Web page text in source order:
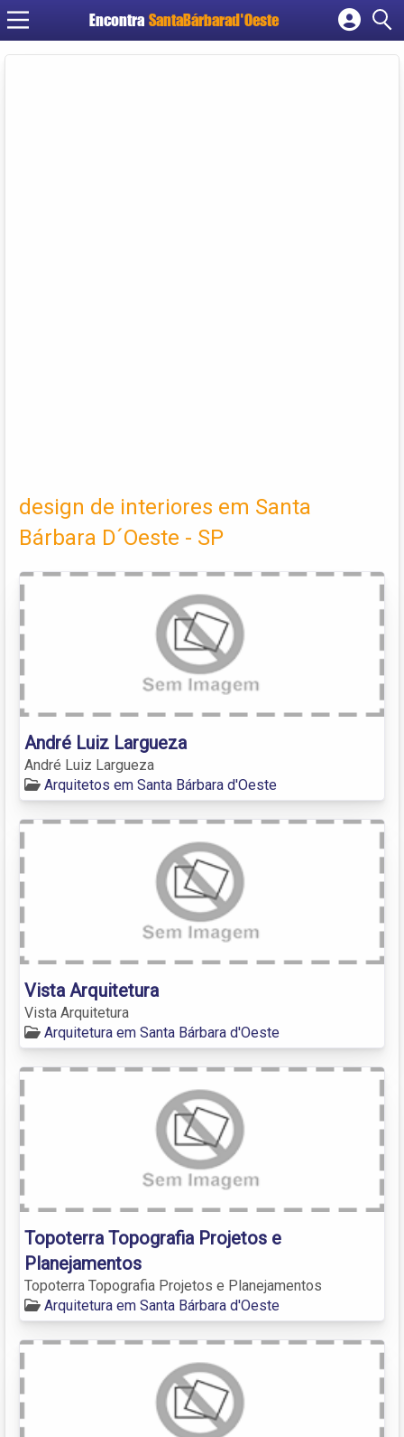
Encontra SantaBárbarad'Oeste
Cadastrar empresa
design de interiores em Santa
Bárbara D´Oeste - SP
André Luiz Largueza
André Luiz Largueza
Arquitetos em Santa Bárbara d'Oeste
Vista Arquitetura
Vista Arquitetura
Arquitetura em Santa Bárbara d'Oeste
Topoterra Topografia Projetos e
Planejamentos
Topoterra Topografia Projetos e Planejamentos
Arquitetura em Santa Bárbara d'Oeste